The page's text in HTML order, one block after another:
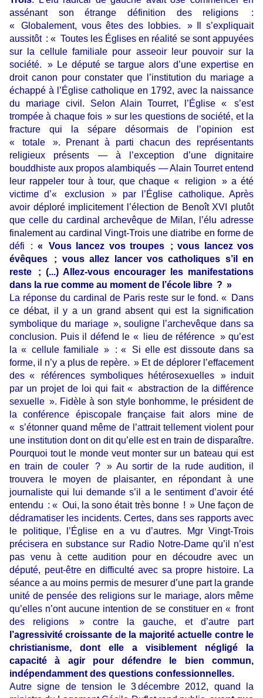
assénant son étrange définition des religions :
« Globalement, vous êtes des lobbies. » Il s’expliquait
aussitôt : « Toutes les Églises en réalité se sont appuyées
sur la cellule familiale pour asseoir leur pouvoir sur la
société. » Le député se targue alors d’une expertise en
droit canon pour constater que l’institution du ma­riage a
échappé à l’Église catholique en 1792, avec la naissance
du mariage civil. Selon Alain Tourret, l’Église « s’est
trompée à chaque fois » sur les questions de société, et la
fracture qui la sépare désormais de l’opinion est
« totale ». Prenant à parti chacun des représentants
religieux présents — à l’exception d’une dignitaire
bouddhiste aux propos alambiqués — Alain Tourret entend
leur rappeler tour à tour, que chaque « religion » a été
victime d’« exclusion » par l’Église catholique. Après
avoir déploré implicitement l’élection de Benoît XVI plutôt
que celle du cardinal archevêque de Milan, l’élu adresse
finalement au cardinal Vingt-Trois une diatribe en forme de
défi : « Vous lancez vos troupes ; vous lancez vos
évêques ; vous allez lancer vos catholiques s’il en
reste ; (...) Allez-vous encourager les manifestations
dans la rue comme au moment de l’école libre ? »
La réponse du cardinal de Paris reste sur le fond. « Dans
ce débat, il y a un grand absent qui est la signification
symbolique du mariage », souligne l’archevêque dans sa
conclusion. Puis il défend le « lieu de référence » qu’est
la « cellule familiale » : « Si elle est dissoute dans sa
forme, il n’y a plus de repère. » Et de déplorer l’effacement
des « références symboliques hétérosexuelles » induit
par un projet de loi qui fait « abs­traction de la différence
sexuelle ». Fidèle à son style bonhomme, le président de
la conférence épiscopale française fait alors mine de
« s’étonner quand même de l’attrait tellement violent pour
une institution dont on dit qu’elle est en train de disparaître.
Pourquoi tout le monde veut monter sur un bateau qui est
en train de couler ? » Au sortir de la rude audition, il
trouvera le moyen de plaisanter, en répondant à une
journaliste qui lui demande s’il a le sentiment d’avoir été
entendu : « Oui, la sono était très bonne ! » Une façon de
dédramatiser les incidents. Certes, dans ses rapports avec
le politique, l’Église en a vu d’autres. Mgr Vingt-Trois
précisera en substance sur Radio Notre-Dame qu’il n’est
pas venu à cette audition pour en découdre avec un
député, peut-être en difficulté avec sa propre histoire. La
séance a au moins permis de mesurer d’une part la grande
unité de pensée des religions sur le mariage, alors même
qu’elles n’ont aucune intention de se constituer en « front
des religions » contre la gauche, et d’autre part
l’agressivité croissante de la majorité actuelle contre le
christianisme, dont elle a visiblement négligé la
capacité à agir pour défendre le bien commun,
indépendamment des questions confessionnelles.
Autre signe de tension le 3 décembre 2012, quand la